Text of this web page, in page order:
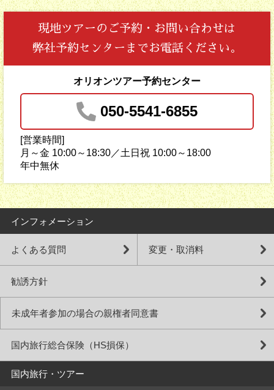
現地ツアーの ご予約・お問い合わせは
弊社予約センターまでお電話ください。
オリオンツアー予約センター
050-5541-6855
[営業時間]
月～金 10:00～18:30／土日祝 10:00～18:00
年中無休
インフォメーション
よくある質問 変更・取消料
勧誘方針
未成年者参加の場合の親権者同意書
国内旅行総合保険（HS損保）
国内旅行・ツアー